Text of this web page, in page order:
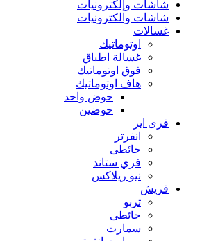
شاشات وإلكترونيات
شاشات والكترونيات
غسالات
اوتوماتيك
غسالة اطباق
فوق اوتوماتيك
هاف اوتوماتيك
حوض واحد
حوضين
فرى اير
انفرتر
حائطى
فري ستاند
نيو ريلاكس
فريش
تربو
حائطى
سمارت